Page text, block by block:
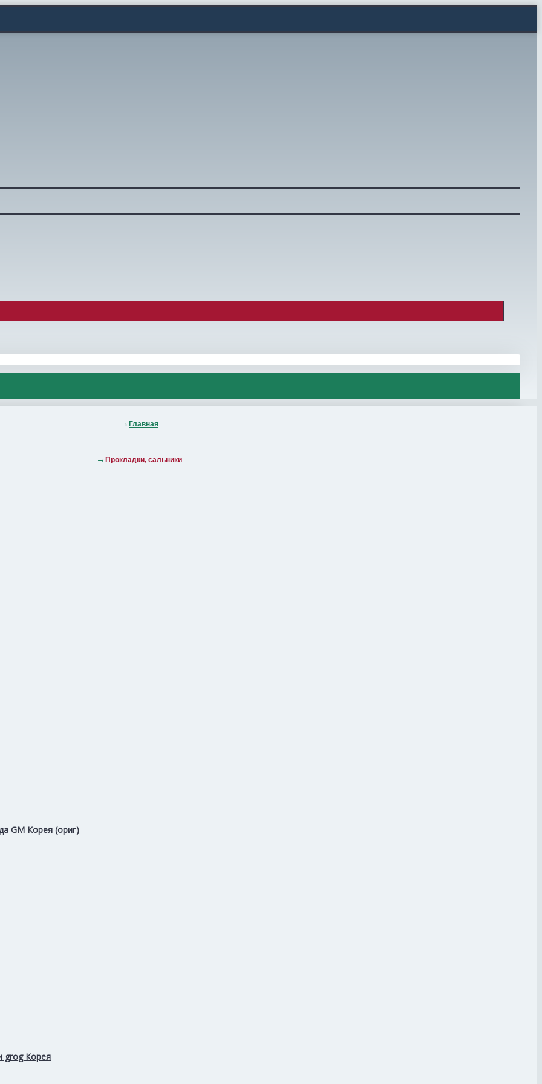
Главная
Прокладки, сальники
GM Корея (ориг)
grog Корея